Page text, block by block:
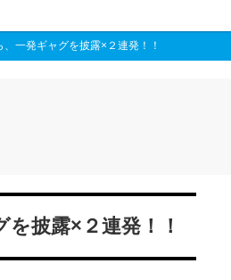
一発ギャグを披露×２連発！！
披露×２連発！！